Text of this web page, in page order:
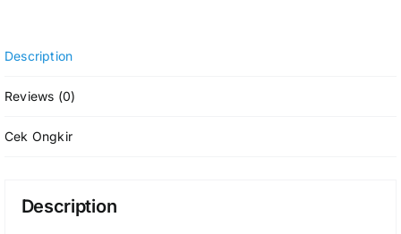
Description
Reviews (0)
Cek Ongkir
Description